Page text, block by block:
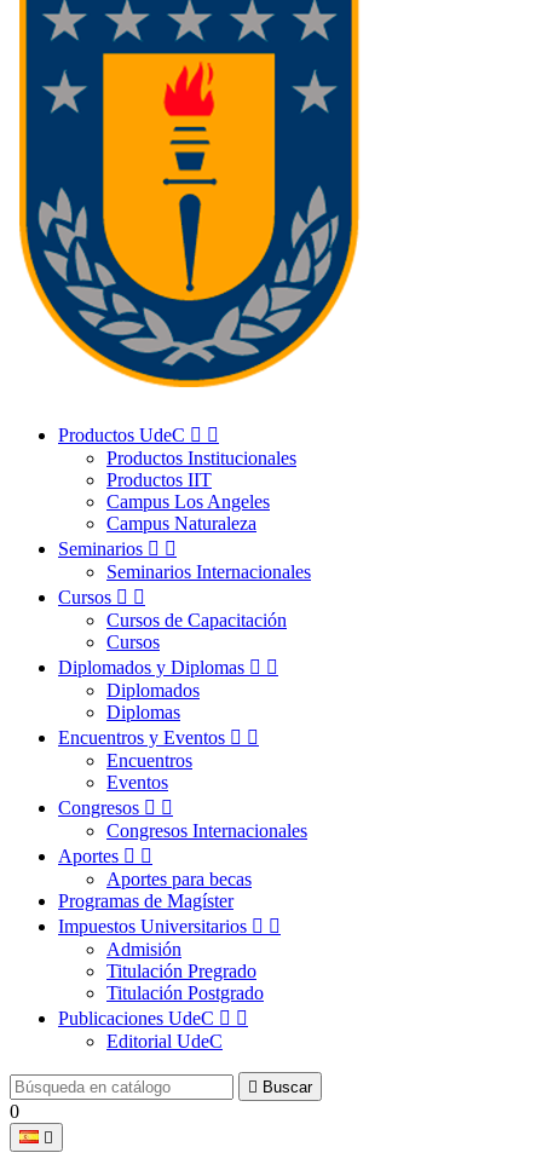
Productos UdeC  
Productos Institucionales
Productos IIT
Campus Los Angeles
Campus Naturaleza
Seminarios  
Seminarios Internacionales
Cursos  
Cursos de Capacitación
Cursos
Diplomados y Diplomas  
Diplomados
Diplomas
Encuentros y Eventos  
Encuentros
Eventos
Congresos  
Congresos Internacionales
Aportes  
Aportes para becas
Programas de Magíster
Impuestos Universitarios  
Admisión
Titulación Pregrado
Titulación Postgrado
Publicaciones UdeC  
Editorial UdeC
 Buscar
0
